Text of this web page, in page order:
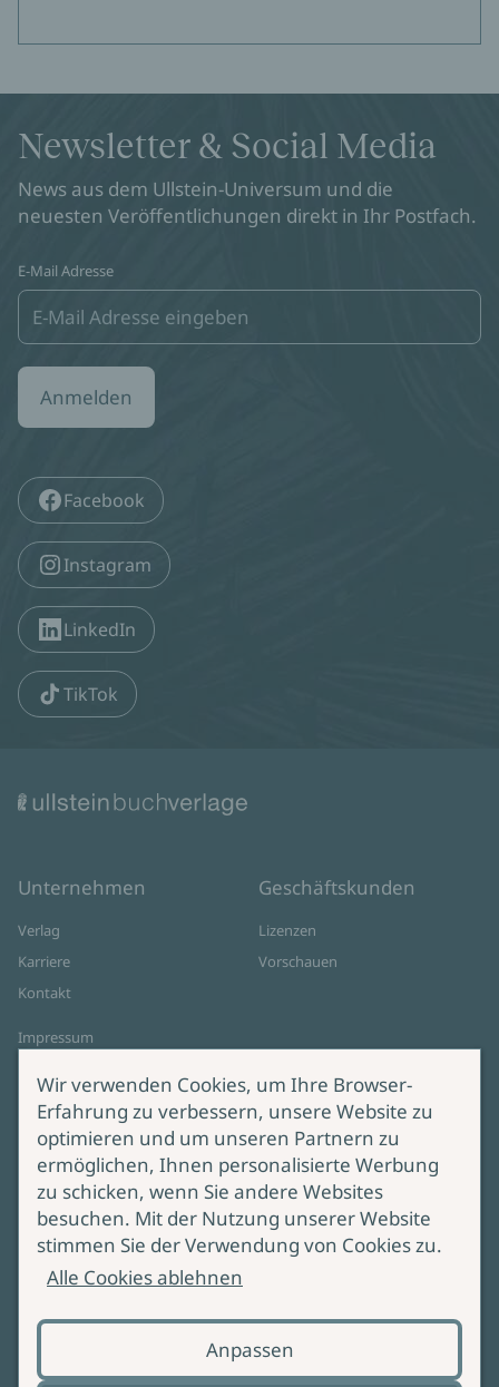
Newsletter & Social Media
News aus dem Ullstein-Universum und die
neuesten Veröffentlichungen direkt in Ihr Postfach.
E-Mail Adresse
Anmelden
Facebook
Instagram
LinkedIn
TikTok
Unternehmen
Verlag
Karriere
Kontakt
Impressum
Cookie-Einstellungen
AGB Online Shop
Geschäftskunden
Lizenzen
Vorschauen
Service
Lieferung & Versand
Produktsicherheit
Bei Fragen zur Produktsicherheit
wenden Sie sich bitte an
Wir verwenden Cookies, um Ihre Browser-
Erfahrung zu verbessern, unsere Website zu
optimieren und um unseren Partnern zu
ermöglichen, Ihnen personalisierte Werbung
zu schicken, wenn Sie andere Websites
besuchen. Mit der Nutzung unserer Website
stimmen Sie der Verwendung von Cookies zu.
Alle Cookies ablehnen
Anpassen